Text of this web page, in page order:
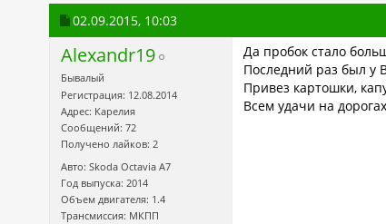
02.09.2015, 10:03
Alexandr19
Бывалый
Регистрация: 12.08.2014
Адрес: Карелия
Сообщений: 72
Получено лайков: 2
Авто: Skoda Octavia А7
Год выпуска: 2014
Объем двигателя: 1.4
Трансмиссия: МКПП
Да пробок стало
Последний раз был у
Привез картошки,
Всем удачи на